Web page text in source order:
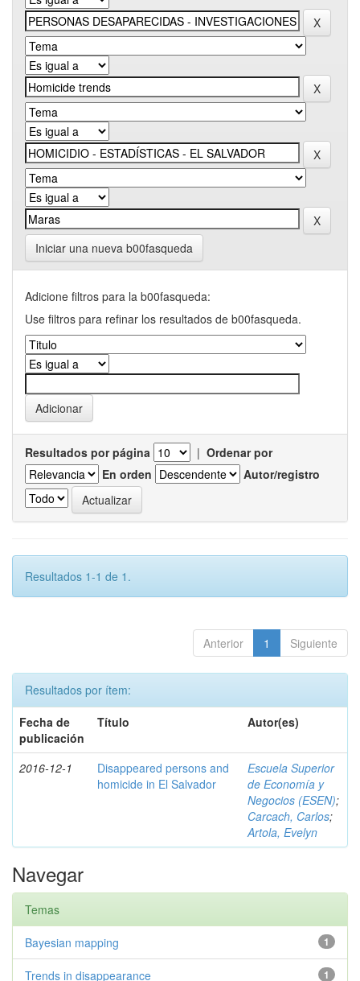
Iniciar una nueva b00fasqueda
Adicione filtros para la b00fasqueda:
Use filtros para refinar los resultados de b00fasqueda.
Resultados por página | Ordenar por
En orden
Autor/registro
Resultados 1-1 de 1.
Anterior 1 Siguiente
Resultados por ítem:
Fecha de
publicación
Título Autor(es)
2016-12-1
Disappeared persons and
homicide in El Salvador
Escuela Superior
de Economía y
Negocios (ESEN);
Carcach, Carlos;
Artola, Evelyn
Navegar
Temas
1
Bayesian mapping
1
Trends in disappearance